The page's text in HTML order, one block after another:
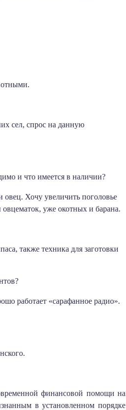
сел, спрос на данную
и что имеется в наличии?
Хочу увеличить поголовье
уже окотных и барана.
также техника для заготовки
работает «сарафанное радио».
финансовой помощи на
в установленном порядке